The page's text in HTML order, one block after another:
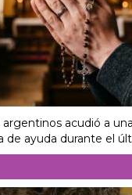
acudió a
de ayuda durante el